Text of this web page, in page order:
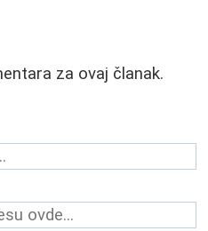
za ovaj članak.